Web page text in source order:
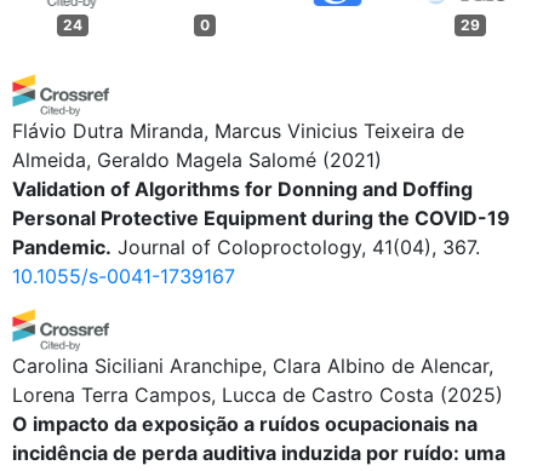
24 0 29
Flávio Dutra Miranda, Marcus Vinicius Teixeira de
Almeida, Geraldo Magela Salomé (2021)
Validation of Algorithms for Donning and Doffing
Personal Protective Equipment during the COVID-19
Pandemic. Journal of Coloproctology, 41(04), 367.
10.1055/s-0041-1739167
Carolina Siciliani Aranchipe, Clara Albino de Alencar,
Lorena Terra Campos, Lucca de Castro Costa (2025)
O impacto da exposição a ruídos ocupacionais na
incidência de perda auditiva induzida por ruído: uma